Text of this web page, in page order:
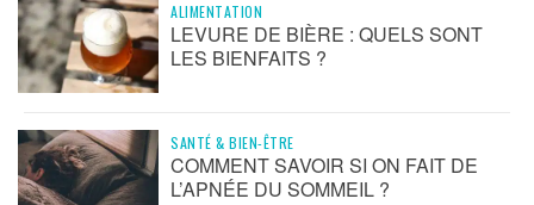
ALIMENTATION
LEVURE DE BIÈRE : QUELS SONT
LES BIENFAITS ?
SANTÉ & BIEN-ÊTRE
COMMENT SAVOIR SI ON FAIT DE
L’APNÉE DU SOMMEIL ?